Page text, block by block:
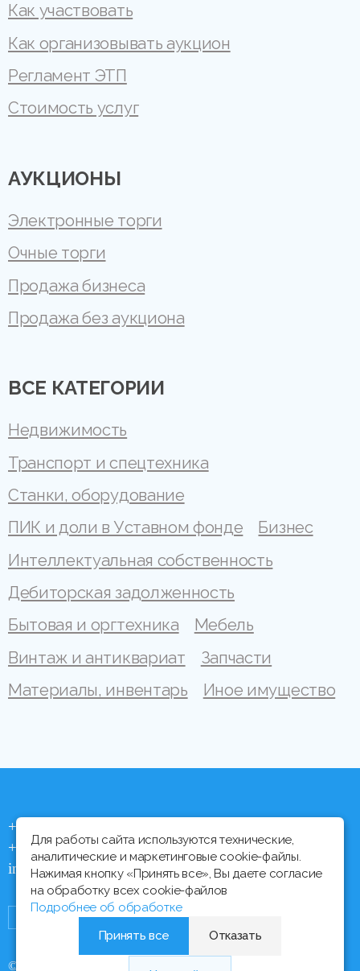
Как участвовать
Как организовывать аукцион
Регламент ЭТП
Стоимость услуг
АУКЦИОНЫ
Электронные торги
Очные торги
Продажа бизнеса
Продажа без аукциона
ВСЕ КАТЕГОРИИ
Недвижимость
Транспорт и спецтехника
Станки, оборудование
ПИК и доли в Уставном фонде
Бизнес
Интеллектуальная собственность
Дебиторская задолженность
Бытовая и оргтехника
Мебель
Винтаж и антиквариат
Запчасти
Материалы, инвентарь
Иное имущество
+375 (44) 704 92 06
+375 (17) 373 21 33
info@ipmtorgi.by
© Все права защищены, 2000 - 2026 ИПМ-Торги
Для работы сайта используются технические,
аналитические и маркетинговые cookie-файлы.
Нажимая кнопку «Принять все», Вы даете согласие
на обработку всех cookie-файлов
Подробнее об обработке
Принять все
Отказать